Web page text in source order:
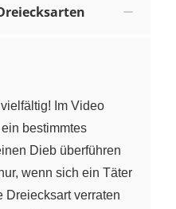
Im Video
bestimmtes
Dieb überführen
wenn sich ein Täter
Dreiecksart verraten